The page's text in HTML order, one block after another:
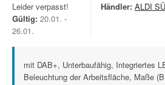
Leider verpasst!
Gültig: 20.01. -
26.01.
Händler: ALDI
mit DAB+, Unterbaufähig, Integriertes
Beleuchtung der Arbeitsfläche, Maße